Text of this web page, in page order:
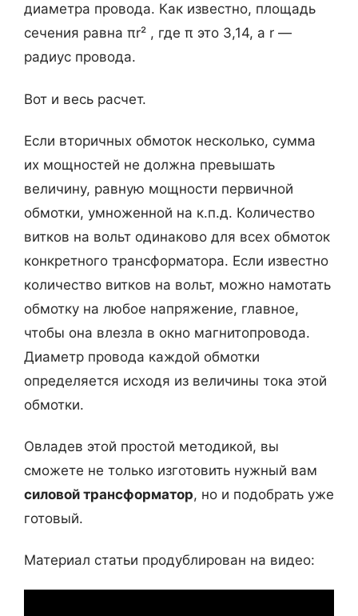
диаметра провода. Как известно, площадь
сечения равна πr² , где π это 3,14, а r —
радиус провода.
Вот и весь расчет.
Если вторичных обмоток несколько, сумма
их мощностей не должна превышать
величину, равную мощности первичной
обмотки, умноженной на к.п.д. Количество
витков на вольт одинаково для всех обмоток
конкретного трансформатора. Если известно
количество витков на вольт, можно намотать
обмотку на любое напряжение, главное,
чтобы она влезла в окно магнитопровода.
Диаметр провода каждой обмотки
определяется исходя из величины тока этой
обмотки.
Овладев этой простой методикой, вы
сможете не только изготовить нужный вам
силовой трансформатор, но и подобрать уже
готовый.
Материал статьи продублирован на видео: